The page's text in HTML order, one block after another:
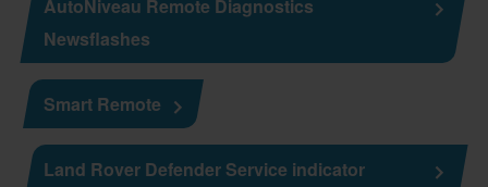
AutoNiveau Remote Diagnostics
Newsflashes
Smart Remote
Land Rover Defender Service indicator